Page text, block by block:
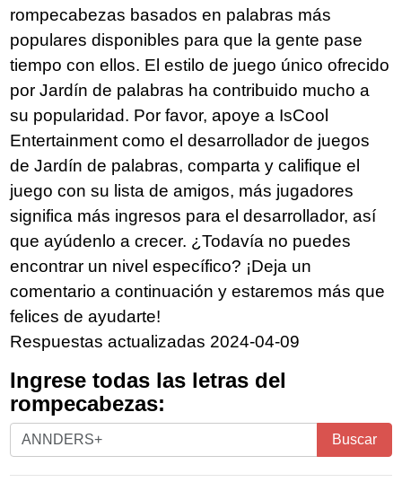
rompecabezas basados en palabras más
populares disponibles para que la gente pase
tiempo con ellos. El estilo de juego único ofrecido
por Jardín de palabras ha contribuido mucho a
su popularidad. Por favor, apoye a IsCool
Entertainment como el desarrollador de juegos
de Jardín de palabras, comparta y califique el
juego con su lista de amigos, más jugadores
significa más ingresos para el desarrollador, así
que ayúdenlo a crecer. ¿Todavía no puedes
encontrar un nivel específico? ¡Deja un
comentario a continuación y estaremos más que
felices de ayudarte!
Respuestas actualizadas 2024-04-09
Ingrese todas las letras del
rompecabezas:
Ingrese
todas
Buscar